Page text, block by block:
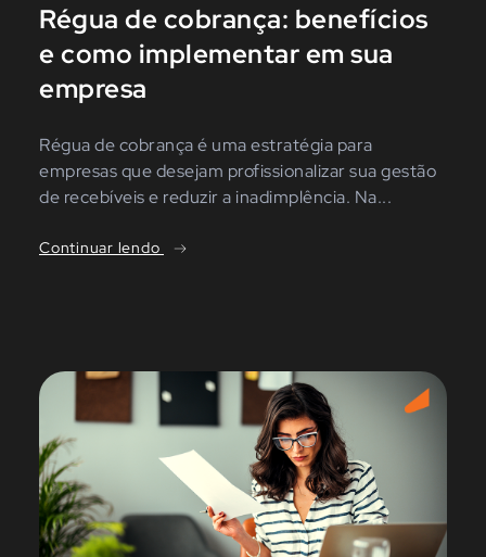
Régua de cobrança: benefícios
e como implementar em sua
empresa
Régua de cobrança é uma estratégia para
empresas que desejam profissionalizar sua gestão
de recebíveis e reduzir a inadimplência. Na...
Continuar lendo